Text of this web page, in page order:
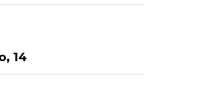
14